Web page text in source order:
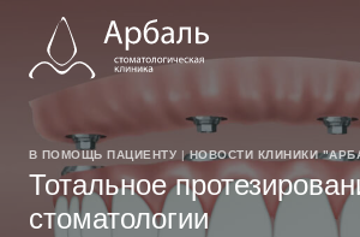
содержимому
В ПОМОЩЬ ПАЦИЕНТУ |НОВОСТИ КЛИНИКИ
Тотальное
стоматологии